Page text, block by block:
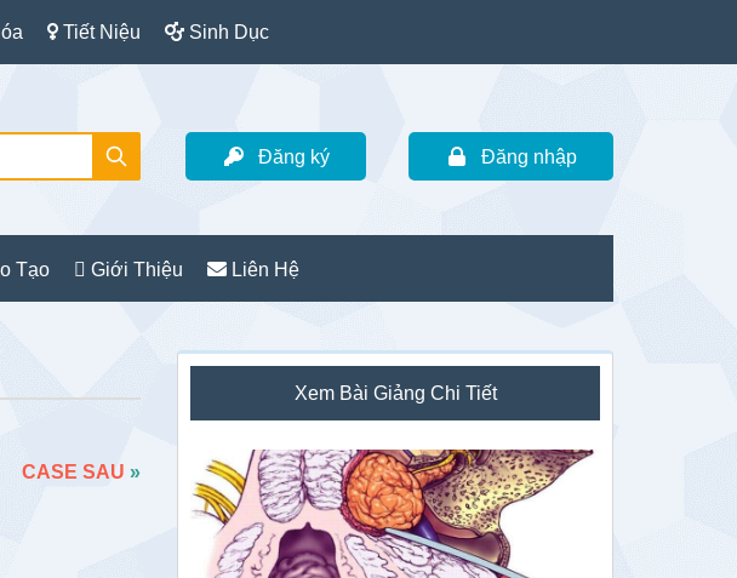
Tiết Niệu Sinh Dục
Đăng ký Đăng nhập
Tạo Giới Thiệu Liên Hệ
CASE SAU »
Sidebar
chính
Xem Bài Giảng Chi Tiết